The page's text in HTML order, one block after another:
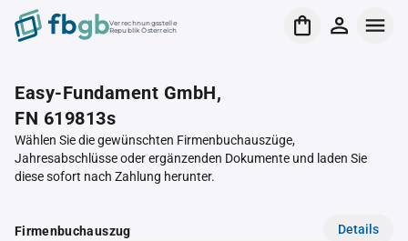
Verrechnungsstelle
Republik Österreich
Easy-Fundament GmbH,
FN 619813s
Wählen Sie die gewünschten Firmenbuchauszüge,
Jahresabschlüsse oder ergänzenden Dokumente und laden Sie
diese sofort nach Zahlung herunter.
Firmenbuchauszug Details